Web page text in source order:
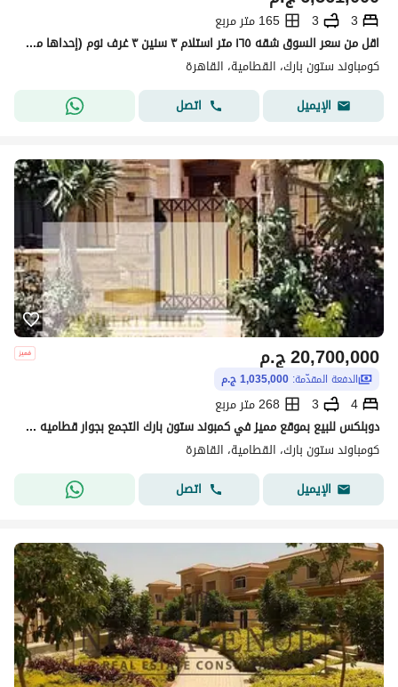
3
3
165 متر مربع
اقل من سعر السوق شقه ١٦٥ متر استلام ٣ سنين ٣ غرف نوم (إحداها ماستر) ٣ حمامات مقدم 3,600,000 و متبقى اقساط 137,000 كل 3 شهور اقل سعر شقه باقساط
كومباوند ستون بارك، القطامية، القاهرة
الإيميل
اتصل
ج.م20,700,000
الدفعة المقدّمة: 1,035,000 ج.م
4
3
268 متر مربع
دوبلكس للبيع بموقع مميز في كمبوند ستون بارك التجمع بجوار قطاميه هايتس
كومباوند ستون بارك، القطامية، القاهرة
الإيميل
اتصل